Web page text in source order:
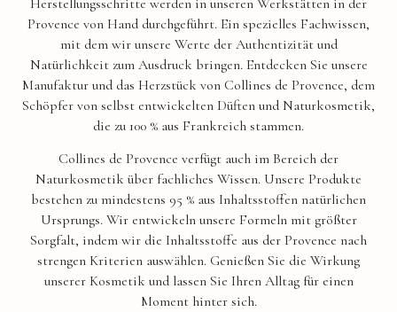
Herstellungsschritte werden in unseren Werkstätten in der
Provence von Hand durchgeführt. Ein spezielles Fachwissen,
mit dem wir unsere Werte der Authentizität und
Natürlichkeit zum Ausdruck bringen. Entdecken Sie unsere
Manufaktur und das Herzstück von Collines de Provence, dem
Schöpfer von selbst entwickelten Düften und Naturkosmetik,
die zu 100 % aus Frankreich stammen.
Collines de Provence verfügt auch im Bereich der
Naturkosmetik über fachliches Wissen. Unsere Produkte
bestehen zu mindestens 95 % aus Inhaltsstoffen natürlichen
Ursprungs. Wir entwickeln unsere Formeln mit größter
Sorgfalt, indem wir die Inhaltsstoffe aus der Provence nach
strengen Kriterien auswählen. Genießen Sie die Wirkung
unserer Kosmetik und lassen Sie Ihren Alltag für einen
Moment hinter sich.